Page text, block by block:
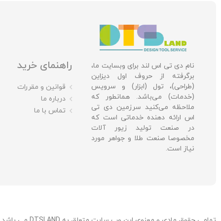
نام دی تی اس لند برای وبسایت ما،
برگرفته از حروف اول دیزاین
(طراحی)، تول (ابزار) و سرویس
(خدمات) می‌باشد. همانطور که
ملاحظه می‌کنید سرزمین دی تی
اس ارائه دهنده خدماتی است که
در صنعت تولید زیور آلات
مخصوصا صنعت طلا و جواهر مورد
نیاز است.
راهنمای خرید
قوانین و مقررات
درباره ما
تماس با ما